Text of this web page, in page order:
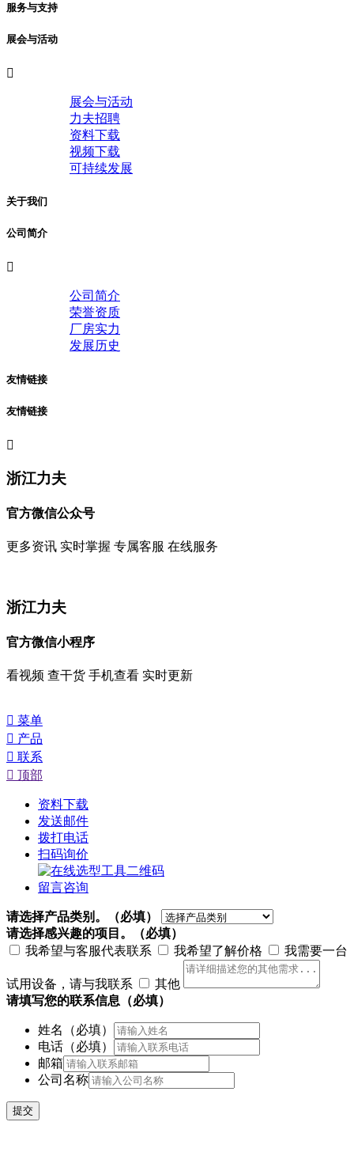
服务与支持
展会与活动

展会与活动
力夫招聘
资料下载
视频下载
可持续发展
关于我们
公司简介

公司简介
荣誉资质
厂房实力
发展历史
友情链接
友情链接

浙江力夫
官方微信公众号
更多资讯 实时掌握 专属客服 在线服务
浙江力夫
官方微信小程序
看视频 查干货 手机查看 实时更新
 菜单
 产品
 联系
 顶部
资料下载
发送邮件
拨打电话
扫码询价
留言咨询
请选择产品类别。
（必填）
请选择感兴趣的项目。
（必填）
我希望与客服代表联系
我希望了解价格 我需要一台
试用设备，请与我联系
其他
请填写您的联系信息 （必填）
姓名
（必填）
电话 （必填）
邮箱
公司名称
提交